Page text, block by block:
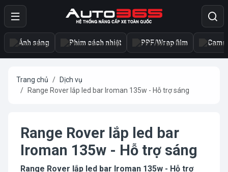
Ánh sáng Phim cách nhiệt PPF/Wrap film
Trang chủ
Dịch vụ
Range Rover lắp led bar Iroman 135w - Hỗ trợ sáng
Range Rover lắp led bar
Iroman 135w - Hỗ trợ sáng
Range Rover lắp led bar Iroman 135w - Hỗ trợ